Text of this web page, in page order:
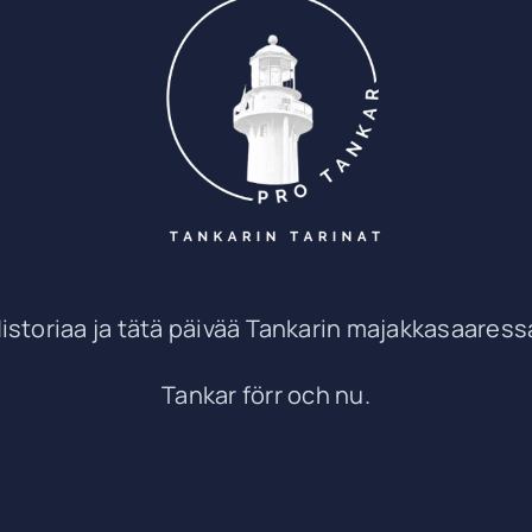
ja tätä päivää Tankarin
Tankar förr och nu.